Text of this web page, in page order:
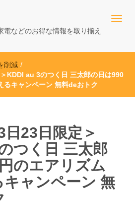
などのお得な情報を取り揃え
削減 /
KDDI au 3のつく日 三太郎の日は990
るキャンペーン 無料deおトク
日23日限定＞
つく日 三太郎
のエアリズム
ャンペーン 無